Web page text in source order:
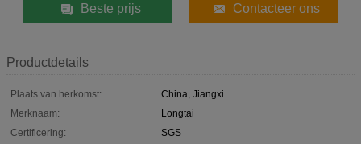
Beste prijs Contacteer ons
Productdetails
Plaats van herkomst:
China, Jiangxi
Merknaam:
Longtai
Certificering:
SGS